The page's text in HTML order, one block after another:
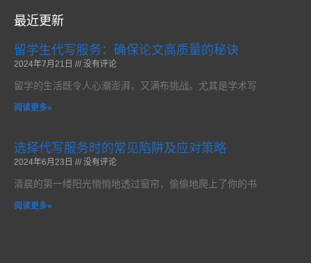
最近更新
留学生代写服务：确保论文高质量的秘诀
2024年7月21日 没有评论
留学的生活既令人心潮澎湃，又满布挑战。尤其是学术写
阅读更多»
选择代写服务时的常见陷阱及应对策略
2024年6月23日 没有评论
清晨的第一缕阳光悄悄地透过窗帘，偷偷地爬上了你的书
阅读更多»